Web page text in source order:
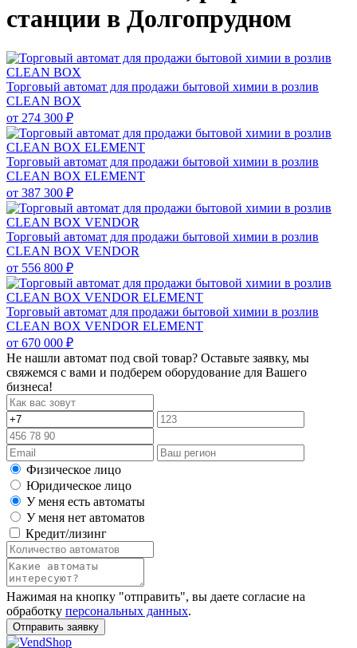
станции в Долгопрудном
Торговый автомат для продажи бытовой химии в розлив
CLEAN BOX
от 274 300 ₽
Торговый автомат для продажи бытовой химии в розлив
CLEAN BOX ELEMENT
от 387 300 ₽
Торговый автомат для продажи бытовой химии в розлив
CLEAN BOX VENDOR
от 556 800 ₽
Торговый автомат для продажи бытовой химии в розлив
CLEAN BOX VENDOR ELEMENT
от 670 000 ₽
Не нашли автомат под свой товар? Оставьте заявку, мы
свяжемся с вами и подберем оборудование для Вашего
бизнеса!
Физическое лицо
Юридическое лицо
У меня есть автоматы
У меня нет автоматов
Кредит/лизинг
Нажимая на кнопку "отправить", вы даете согласие на
обработку персональных данных.
Отправить заявку